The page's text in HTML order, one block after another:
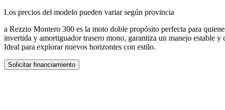
Los precios del modelo pueden variar según provincia
a Rezzio Montero 300 es la moto doble propósito perfecta para
invertida y amortiguador trasero mono, garantiza un manejo estable
Ideal para explorar nuevos horizontes con estilo.
Solicitar financiamiento